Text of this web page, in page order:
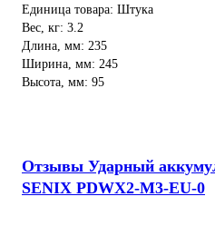
Единица товара: Штука
Вес, кг: 3.2
Длина, мм: 235
Ширина, мм: 245
Высота, мм: 95
Отзывы Ударный
SENIX PDWX2-M3-EU-0